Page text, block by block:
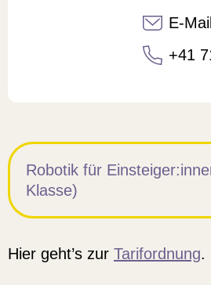
E-
+41
Robotik für
Klasse)
Hier geht’s zur Tarifordnung.